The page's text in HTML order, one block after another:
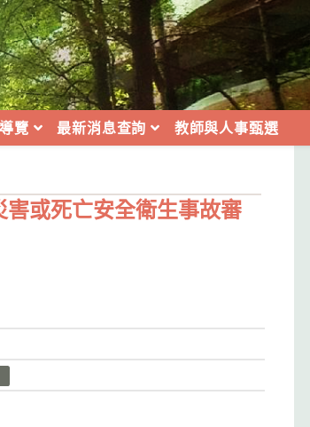
覽 最新消息查詢 教師與人事甄選
或死亡安全衛生事故審